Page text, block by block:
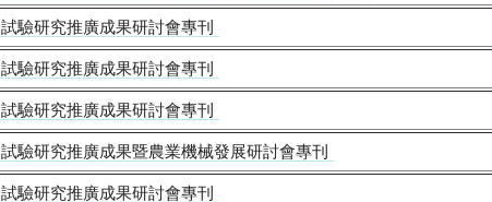
試驗研究推廣成果研討會專刊
試驗研究推廣成果研討會專刊
試驗研究推廣成果研討會專刊
試驗研究推廣成果暨農業機械發展研討會專刊
試驗研究推廣成果研討會專刊